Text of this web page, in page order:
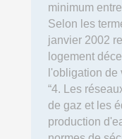
minimum
Selon les
janvier 2002
logement
l'obligation de
“4. Les
de gaz et les
production